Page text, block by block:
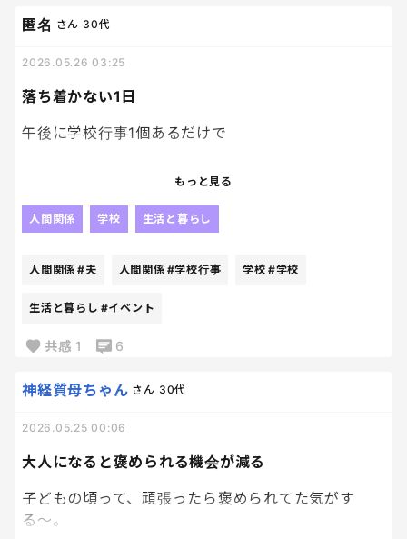
「思っていることは話さないとダメでしょ」と無理
いつも地雷踏まないように、空気読んで、言葉選んで
落ち着かない1日
匿名 さん 30代
2026.05.26 03:25
午後に学校行事1個あるだけで
「持ち物大丈夫かな」
ってずっとソワソワ。
結果、その予定以外ほぼ何も進まない。
なのに周りから見ると
って言われる。
もっと見る
人間関係 学校 生活と暮らし
人間関係 #夫 人間関係 #学校行事 学校 #学校
生活と暮らし #イベント
共感 1 6
大人になると褒められる機会が減る
神経質母ちゃん さん 30代
2026.05.25 00:06
子どもの頃って、頑張ったら褒められてた気がす
る〜。